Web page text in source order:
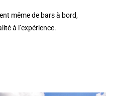
même de bars à bord,
à l’expérience.